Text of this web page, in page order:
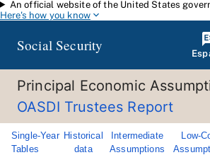
Skip to main content
An official website of the United States
Here's how you know
Social Security
Principal Economic
OASDI Trustees Report
Single-Year
Tables
Historical
data
Intermediate
Assumptions
Low-